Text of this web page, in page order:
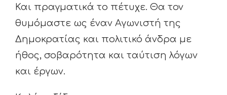
Και πραγματικά το πέτυχε. Θα τον
θυμόμαστε ως έναν Αγωνιστή της
Δημοκρατίας και πολιτικό άνδρα με
ήθος, σοβαρότητα και ταύτιση λόγων
και έργων.